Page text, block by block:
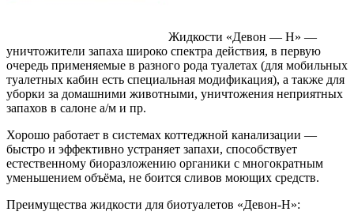
Жидкости «Девон — Н» —
уничтожители запаха широко спектра действия, в первую
очередь применяемые в разного рода туалетах (для мобильных
туалетных кабин есть специальная модификация), а также для
уборки за домашними животными, уничтожения неприятных
запахов в салоне а/м и пр.
Хорошо работает в системах коттеджной канализации —
быстро и эффективно устраняет запахи, способствует
естественному биоразложению органики с многократным
уменьшением объёма, не боится сливов моющих средств.
Преимущества жидкости для биотуалетов «Девон-Н»: